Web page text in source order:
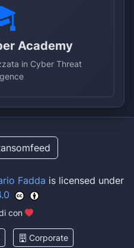
Academy
in Cyber Threat
Fadda is licensed under
con
Corporate